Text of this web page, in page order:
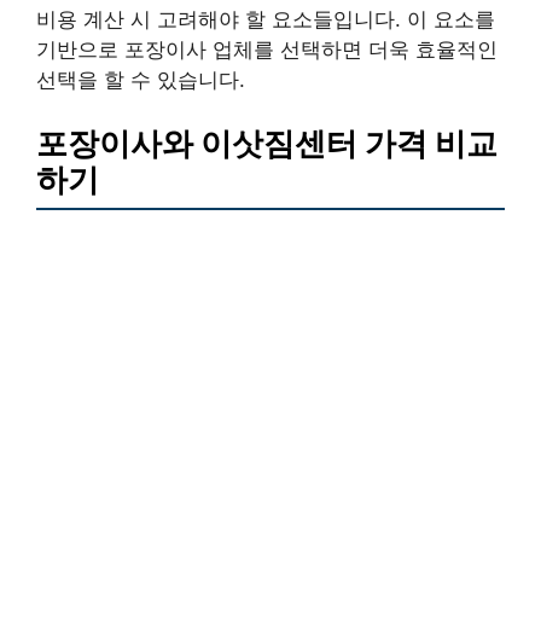
비용 계산 시 고려해야 할 요소들입니다. 이 요소를
기반으로 포장이사 업체를 선택하면 더욱 효율적인
선택을 할 수 있습니다.
포장이사와 이삿짐센터 가격 비교
하기